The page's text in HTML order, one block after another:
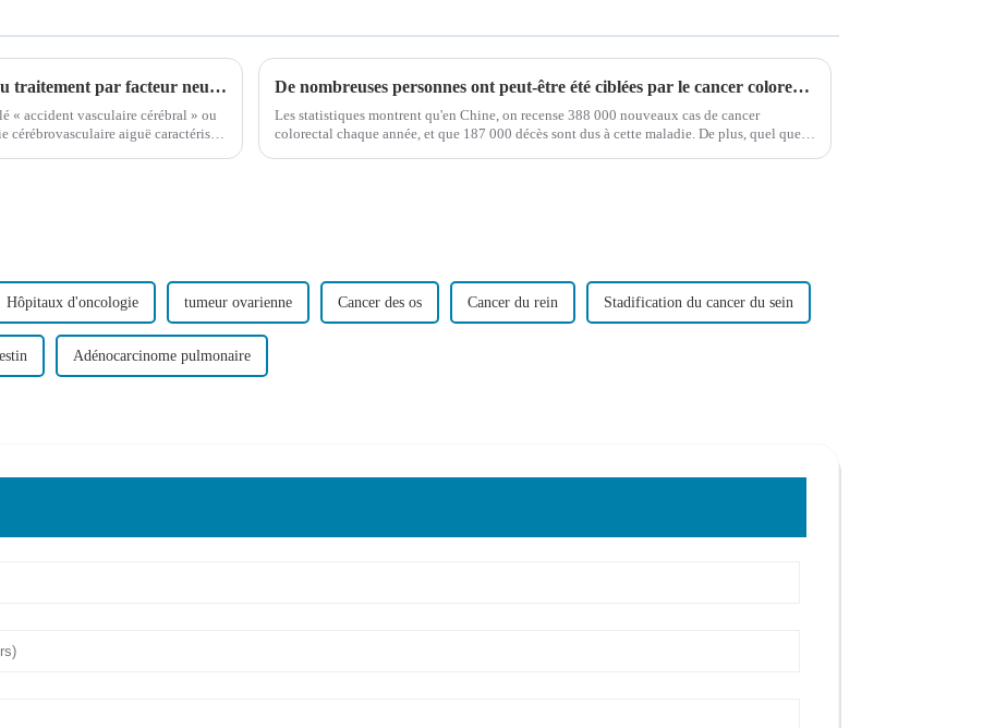
Évaluation de l'innocuité et de l'efficacité du traitement par facteur neurotrophique dans l'accident vasculaire cérébral ischémique
« accident vasculaire cérébral » ou
aiguë caractérisée
De nombreuses personnes ont peut-être été ciblées par le cancer colorectal ! Autotest d'une minute pour la santé intestinale, avez-vous été touché ?
Les statistiques montrent qu'en Chine, on recense 388 000 nouveaux cas de cancer
colorectal chaque année, et que 187 000 décès sont dus à cette maladie. De plus, quel que
Hôpitaux d'oncologie tumeur ovarienne Cancer des os Cancer du rein Stadification du cancer du sein
Adénocarcinome pulmonaire